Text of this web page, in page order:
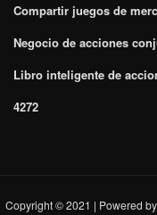
Compartir juegos de
Negocio de acciones
Libro inteligente de
4272
Copyright © 2021 | Powered by